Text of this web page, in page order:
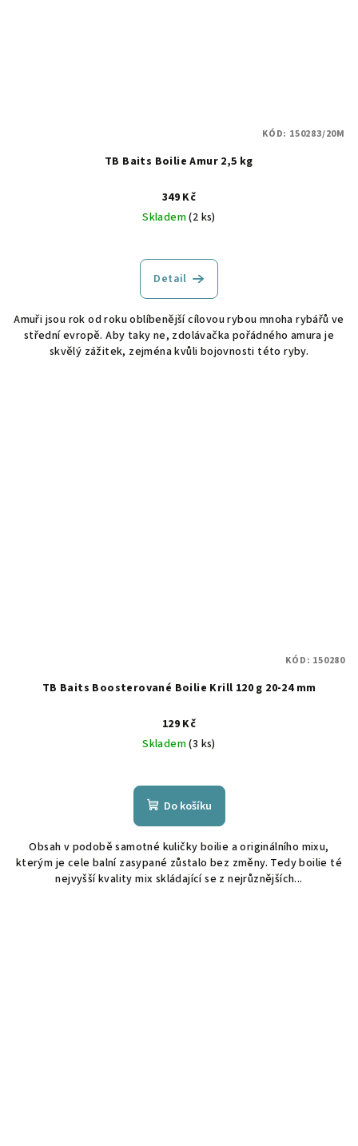
TB Baits Boilie Amur 2,5 kg
349 Kč
Skladem(2 ks)
Detail
Amuři jsou rok od roku oblíbenější cílovou rybou mnoha rybářů ve
střední evropě. Aby taky ne, zdolávačka pořádného amura je
skvělý zážitek, zejména kvůli bojovnosti této ryby.
KÓD: 150283/20M
TB Baits Boosterované Boilie Krill 120 g 20-24 mm
129 Kč
Skladem(3 ks)
Do košíku
Obsah v podobě samotné kuličky boilie a originálního mixu,
kterým je cele balní zasypané zůstalo bez změny. Tedy boilie té
nejvyšší kvality mix skládající se z nejrůznějších...
KÓD: 150280